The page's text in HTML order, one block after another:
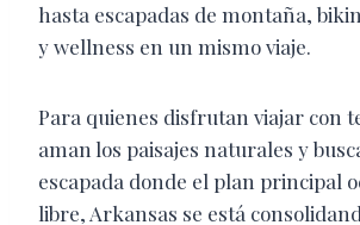
hasta escapadas de montaña,
y wellness en un mismo viaje.
Para quienes disfrutan viajar con
aman los paisajes naturales y
escapada donde el plan principal
libre, Arkansas se está